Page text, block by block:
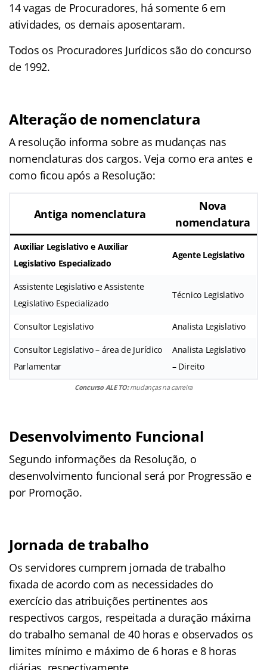
14 vagas de Procuradores, há somente 6 em
atividades, os demais aposentaram.
Todos os Procuradores Jurídicos são do concurso
de 1992.
Alteração de nomenclatura
A resolução informa sobre as mudanças nas
nomenclaturas dos cargos. Veja como era antes e
como ficou após a Resolução:
Antiga nomenclatura
Nova
nomenclatura
Auxiliar Legislativo e Auxiliar
Legislativo Especializado
Agente Legislativo
Assistente Legislativo e Assistente
Legislativo Especializado
Técnico Legislativo
Consultor Legislativo Analista Legislativo
Consultor Legislativo – área de Jurídico
Parlamentar
Analista Legislativo
– Direito
Concurso ALE TO:mudanças na carreira
Desenvolvimento Funcional
Segundo informações da Resolução, o
desenvolvimento funcional será por Progressão e
por Promoção.
Jornada de trabalho
Os servidores cumprem jornada de trabalho
fixada de acordo com as necessidades do
exercício das atribuições pertinentes aos
respectivos cargos, respeitada a duração máxima
do trabalho semanal de 40 horas e observados os
limites mínimo e máximo de 6 horas e 8 horas